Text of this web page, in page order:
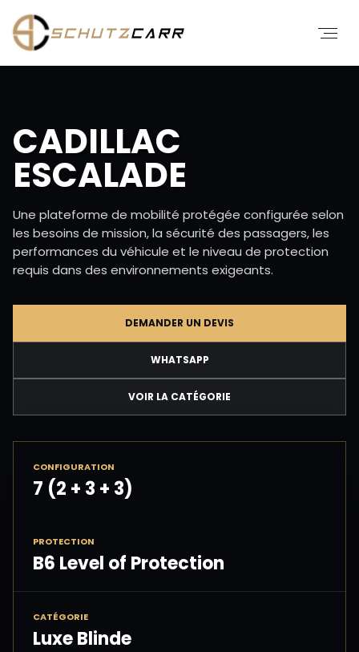
CADILLAC
ESCALADE
Une plateforme de mobilité protégée configurée selon
les besoins de mission, la sécurité des passagers, les
performances du véhicule et le niveau de protection
requis dans des environnements exigeants.
DEMANDER UN DEVIS
WHATSAPP
VOIR LA CATÉGORIE
CONFIGURATION
7 (2 + 3 + 3)
PROTECTION
B6 Level of Protection
CATÉGORIE
Luxe Blinde